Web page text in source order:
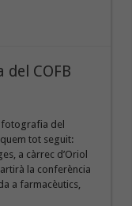
COFB
fotografia del
tot seguit:
a càrrec d’Oriol
la conferència
a farmacèutics,